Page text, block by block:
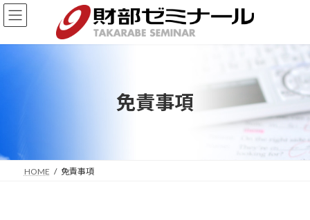
コ
ン
ン
ナ
ビ
ー
免責事項
HOME 免責事項